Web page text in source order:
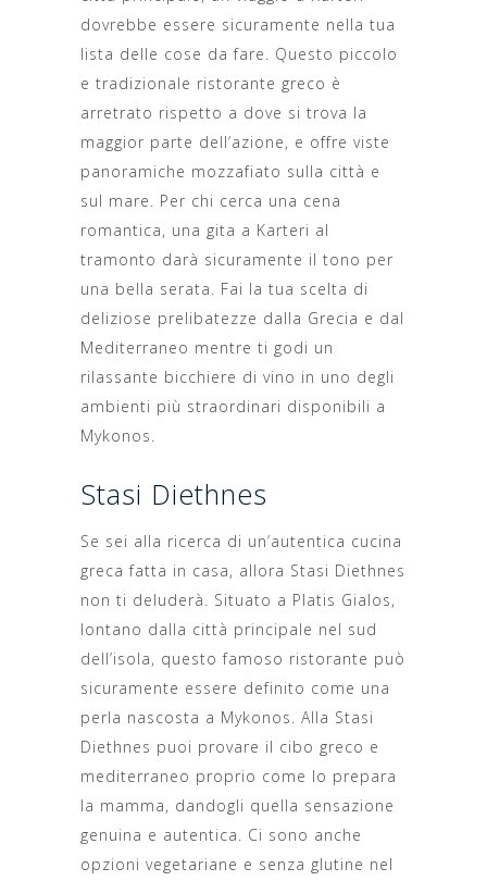
dovrebbe essere sicuramente nella tua
lista delle cose da fare. Questo piccolo
e tradizionale ristorante greco è
arretrato rispetto a dove si trova la
maggior parte dell’azione, e offre viste
panoramiche mozzafiato sulla città e
sul mare. Per chi cerca una cena
romantica, una gita a Karteri al
tramonto darà sicuramente il tono per
una bella serata. Fai la tua scelta di
deliziose prelibatezze dalla Grecia e dal
Mediterraneo mentre ti godi un
rilassante bicchiere di vino in uno degli
ambienti più straordinari disponibili a
Mykonos.
Stasi Diethnes
Se sei alla ricerca di un’autentica cucina
greca fatta in casa, allora Stasi Diethnes
non ti deluderà. Situato a Platis Gialos,
lontano dalla città principale nel sud
dell’isola, questo famoso ristorante può
sicuramente essere definito come una
perla nascosta a Mykonos. Alla Stasi
Diethnes puoi provare il cibo greco e
mediterraneo proprio come lo prepara
la mamma, dandogli quella sensazione
genuina e autentica. Ci sono anche
opzioni vegetariane e senza glutine nel